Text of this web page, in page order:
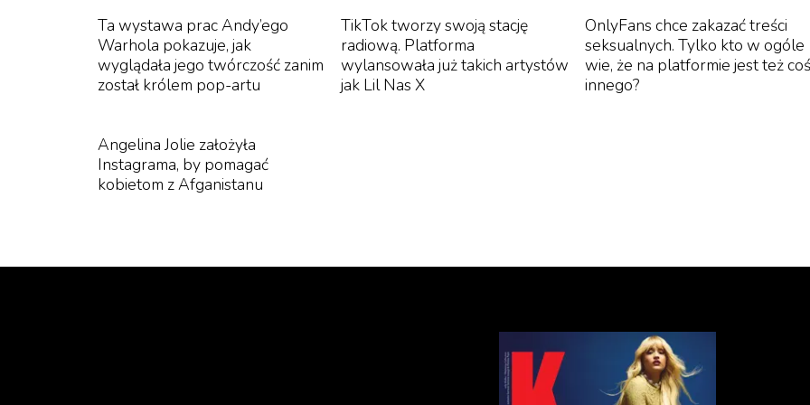
Ta wystawa prac Andy’ego
Warhola pokazuje, jak
wyglądała jego twórczość zanim
został królem pop-artu
TikTok tworzy swoją stację
radiową. Platforma
wylansowała już takich artystów
jak Lil Nas X
OnlyFans chce zakazać treści
seksualnych. Tylko kto w ogóle
wie, że na platformie jest też coś
innego?
Angelina Jolie założyła
Instagrama, by pomagać
kobietom z Afganistanu